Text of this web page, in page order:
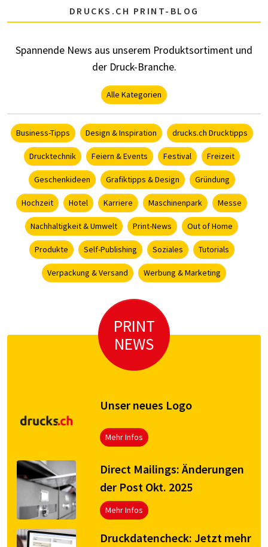
DRUCKS.CH PRINT-BLOG
Spannende News aus unserem Produktsortiment und
der Druck-Branche.
Alle Kategorien
Business-Tipps Design & Inspiration drucks.ch Drucktipps
Drucktechnik Feiern & Events Festival Freizeit
Geschenkideen Grafiktipps & Design Gründung
Hochzeit Hotel Karriere Maschinenpark Messe
Nachhaltigkeit & Umwelt Print-News Out of Home
Produkte Self-Publishing Soziales Tutorials
Verpackung & Versand Werbung & Marketing
PRINT
NEWS
Unser neues Logo
Mehr Infos
Direct Mailings: Änderungen
der Post Okt. 2025
Mehr Infos
Druck­da­ten­check: Jetzt mehr